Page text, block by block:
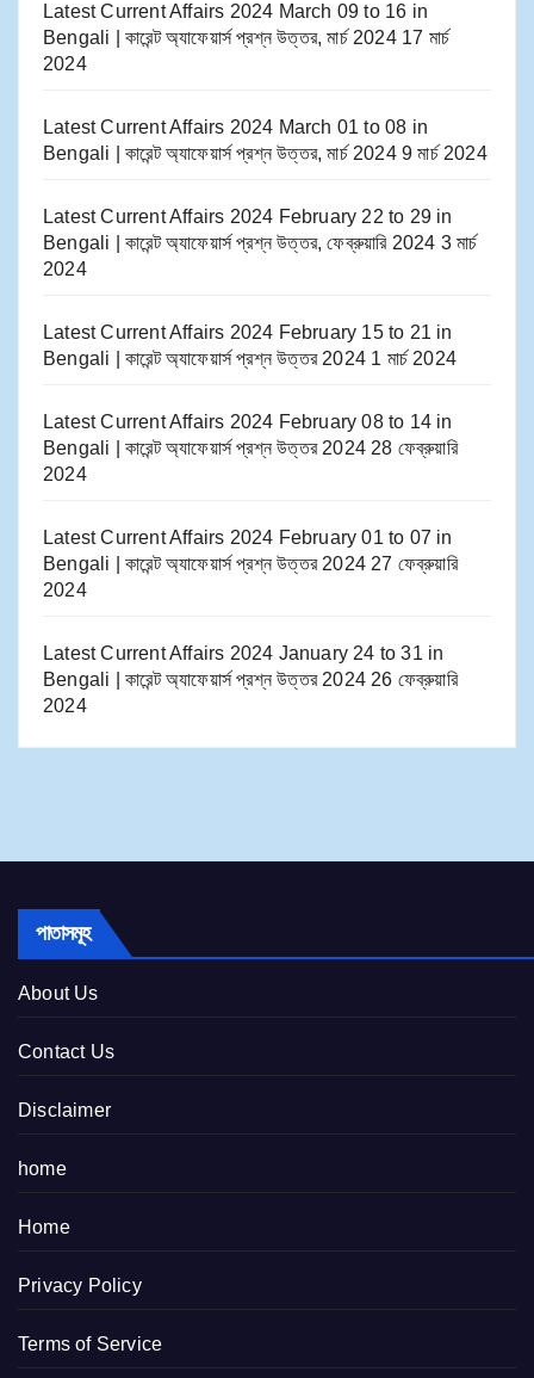
Latest Current Affairs 2024 March 09 to 16​ in
Bengali | কারেন্ট অ্যাফেয়ার্স প্রশ্ন উত্তর, মার্চ 2024 17 মার্চ
2024
Latest Current Affairs 2024 March 01 to 08​ in
Bengali | কারেন্ট অ্যাফেয়ার্স প্রশ্ন উত্তর, মার্চ 2024 9 মার্চ 2024
Latest Current Affairs 2024 February 22 to 29​ in
Bengali | কারেন্ট অ্যাফেয়ার্স প্রশ্ন উত্তর, ফেব্রুয়ারি 2024 3 মার্চ
2024
Latest Current Affairs 2024 February 15 to 21​ in
Bengali | কারেন্ট অ্যাফেয়ার্স প্রশ্ন উত্তর 2024 1 মার্চ 2024
Latest Current Affairs 2024 February 08 to 14​ in
Bengali | কারেন্ট অ্যাফেয়ার্স প্রশ্ন উত্তর 2024 28 ফেব্রুয়ারি
2024
Latest Current Affairs 2024 February 01 to 07​ in
Bengali | কারেন্ট অ্যাফেয়ার্স প্রশ্ন উত্তর 2024 27 ফেব্রুয়ারি
2024
Latest Current Affairs 2024 January 24 to 31​ in
Bengali | কারেন্ট অ্যাফেয়ার্স প্রশ্ন উত্তর 2024 26 ফেব্রুয়ারি
2024
পাতাসমূহ
About Us
Contact Us
Disclaimer
home
Home
Privacy Policy
Terms of Service